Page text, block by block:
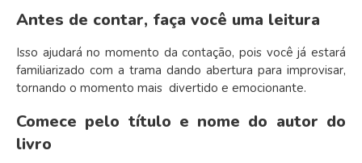
Antes de contar, faça você uma leitura
Isso ajudará no momento da contação, pois você já estará
familiarizado com a trama dando abertura para improvisar,
tornando o momento mais divertido e emocionante.
Comece pelo título e nome do autor do
livro